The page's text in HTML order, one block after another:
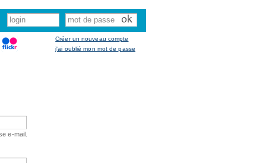
Créer un nouveau compte
j'ai oublié mon mot de passe
e-mail.